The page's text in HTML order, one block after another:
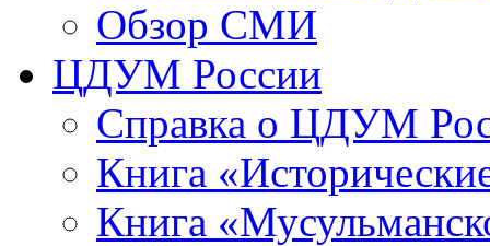
Обзор СМИ
ЦДУМ России
Справка о ЦДУМ
Книга
Книга